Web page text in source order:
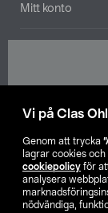
Vi på Clas
Genom att trycka
lagrar cookies
cookiepolicy för
analysera
nödvändiga,
Mitt konto
Aktuellt